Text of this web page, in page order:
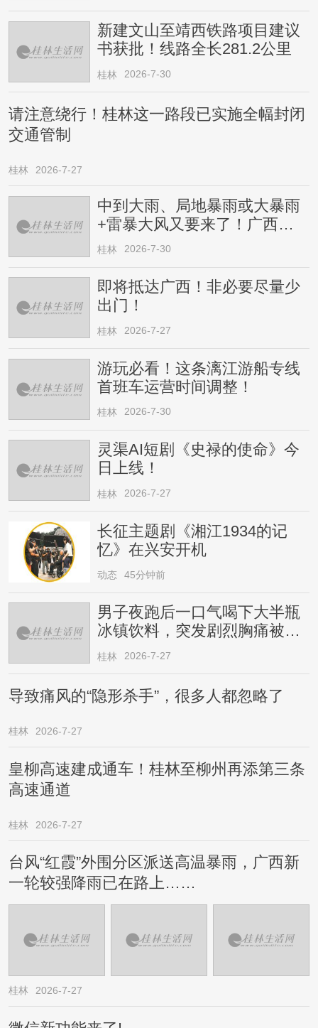
新建文山至靖西铁路项目建议
书获批！线路全长281.2公里
桂林 2026-7-30
请注意绕行！桂林这一路段已实施全幅封闭
交通管制
桂林 2026-7-27
中到大雨、局地暴雨或大暴雨
+雷暴大风又要来了！广西人
请注意
桂林 2026-7-30
即将抵达广西！非必要尽量少
出门！
桂林 2026-7-27
游玩必看！这条漓江游船专线
首班车运营时间调整！
桂林 2026-7-30
灵渠AI短剧《史禄的使命》今
日上线！
桂林 2026-7-27
长征主题剧《湘江1934的记
忆》在兴安开机
动态 45分钟前
男子夜跑后一口气喝下大半瓶
冰镇饮料，突发剧烈胸痛被送
医！医生提醒→
桂林 2026-7-27
导致痛风的“隐形杀手”，很多人都忽略了
桂林 2026-7-27
皇柳高速建成通车！桂林至柳州再添第三条
高速通道
桂林 2026-7-27
台风“红霞”外围分区派送高温暴雨，广西新
一轮较强降雨已在路上……
桂林 2026-7-27